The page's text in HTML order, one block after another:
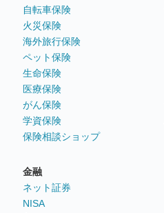
自転車保険
火災保険
海外旅行保険
ペット保険
生命保険
医療保険
がん保険
学資保険
保険相談ショップ
金融
ネット証券
NISA